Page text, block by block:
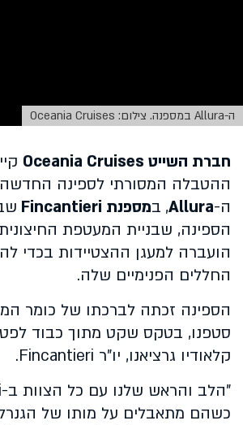
ה-Allura במספנה. צילום: Oceania Cruises
חברת השייט Oceania Cruises
ההטבלה המסורתי לספינה
ה-Allura
, במספנת Fincantieri
הספינה, שבניית המעטפת
הועברה למעגן ההצטיידות בכדי
החללים הפנימיים שלה.
הספינה זכתה לברכתו של כומר
סטפנו, בטקס שקט מתוך כבוד
קלאודיו גרציאנו, יו"ר Fincantieri
.
"הלב והראש שלנו עם כל הצוות ב-
כשהם מתאבלים על מותו של הגנרל